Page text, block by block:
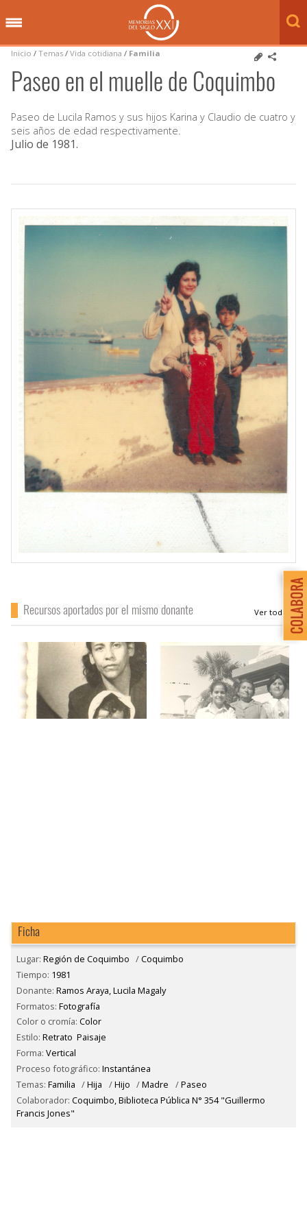
Inicio / Temas / Vida cotidiana / Familia
Paseo en el muelle de Coquimbo
Paseo de Lucila Ramos y sus hijos Karina y Claudio de cuatro y
seis años de edad respectivamente.
Julio de 1981.
Recursos aportados por el mismo donante
Ficha
Lugar: Región de Coquimbo /Coquimbo
Tiempo: 1981
Donante: Ramos Araya, Lucila Magaly
Formatos: Fotografía
Color o cromía: Color
Estilo: Retrato Paisaje
Forma: Vertical
Proceso fotográfico: Instantánea
Temas: Familia /Hija /Hijo /Madre /Paseo
Colaborador: Coquimbo, Biblioteca Pública N° 354 "Guillermo
Francis Jones"